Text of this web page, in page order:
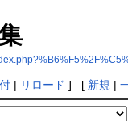
| リロード ] [ 新規 |